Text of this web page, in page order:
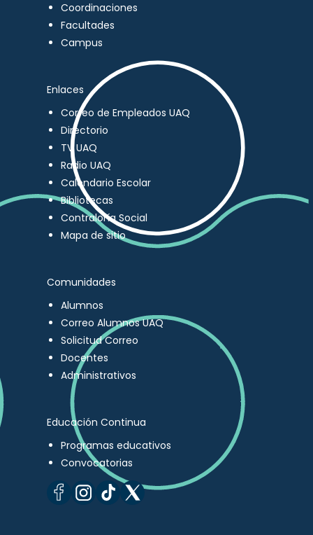
Coordinaciones
Facultades
Campus
Enlaces
Correo de Empleados UAQ
Directorio
TV UAQ
Radio UAQ
Calendario Escolar
Bibliotecas
Contraloría Social
Mapa de sitio
Comunidades
Alumnos
Correo Alumnos UAQ
Solicitud Correo
Docentes
Administrativos
Educación Continua
Programas educativos
Convocatorias